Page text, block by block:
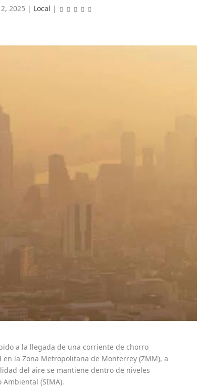
2025 | Local |
a la llegada de una corriente de chorro
la Zona Metropolitana de Monterrey (ZMM), a
del aire se mantiene dentro de niveles
(SIMA).